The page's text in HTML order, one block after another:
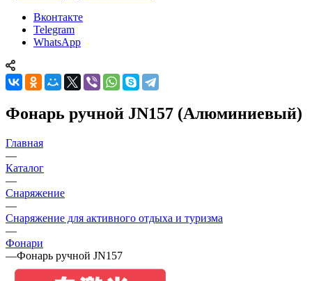
Вконтакте
Telegram
WhatsApp
Фонарь ручной JN157 (Алюминиевый)
Главная
—
Каталог
—
Снаряжение
—
Снаряжение для активного отдыха и туризма
—
Фонари
—Фонарь ручной JN157